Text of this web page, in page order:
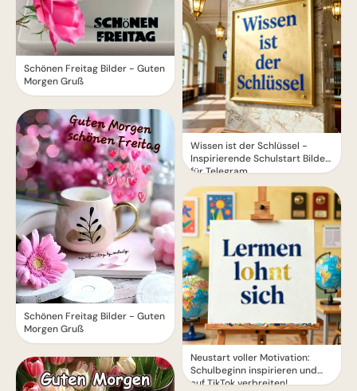
Schönen Freitag Bilder - Guten
Morgen Gruß
Schönen Freitag Bilder - Guten
Morgen Gruß
Wissen ist der Schlüssel -
Inspirierende Schulstart Bilder
für Telegram
Neustart voller Motivation:
Schulbeginn inspirieren und
auf TikTok verbreiten!